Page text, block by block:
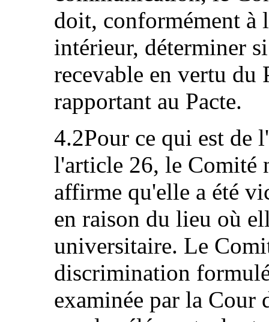
doit, conformément à
intérieur, déterminer
recevable en vertu du
rapportant au Pacte.
4.2Pour ce qui est de
l'article 26, le Comité
affirme qu'elle a été
en raison du lieu où
universitaire. Le
discrimination
examinée par la Cour